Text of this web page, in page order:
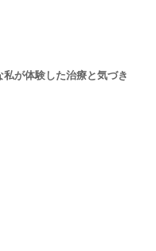
が体験した治療と気づき